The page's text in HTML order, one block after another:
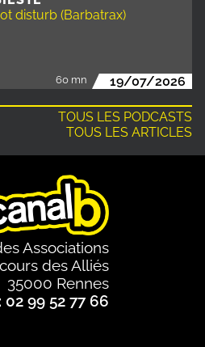
disturb (Barbatrax)
60 mn 19/07/2026
TOUS LES PODCASTS
TOUS LES ARTICLES
Associations
des Alliés
35000 Rennes
99 52 77 66